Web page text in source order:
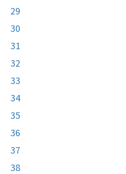
29
30
31
32
33
34
35
36
37
38